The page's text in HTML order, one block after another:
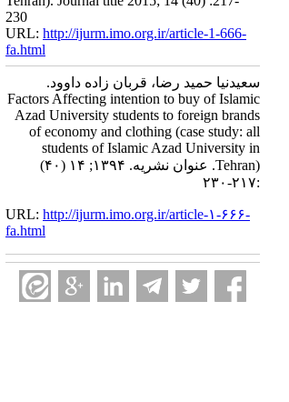
230
URL: http://ijurm.imo.org.ir/article-1-666-
fa.html
سعیدنیا حمید رضا، قربان زاده داوود.
Factors Affecting intention to buy of Islamic
Azad University students to foreign brands
of economy and clothing (case study: all
students of Islamic Azad University in
Tehran). عنوان نشریه. ۱۳۹۴; ۱۴ (۴۰)
:۲۱۷-۲۳۰
URL: http://ijurm.imo.org.ir/article-۱-۶۶۶-
fa.html